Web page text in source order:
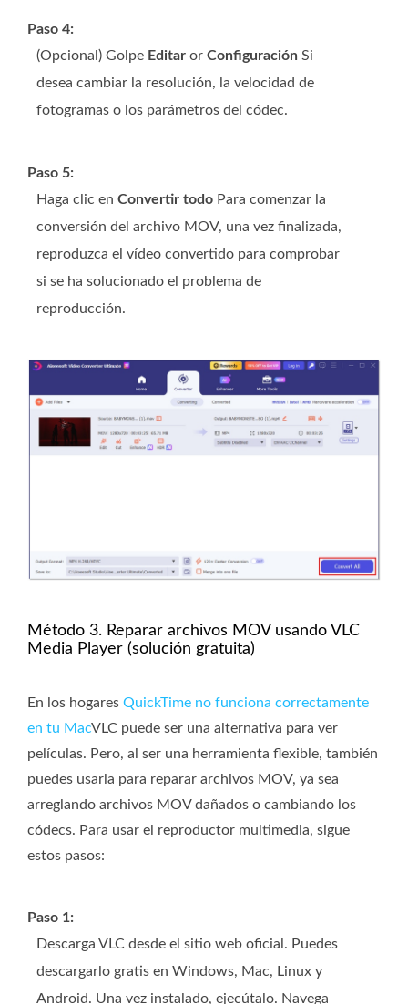
Paso 4:
(Opcional) Golpe Editar or Configuración Si
desea cambiar la resolución, la velocidad de
fotogramas o los parámetros del códec.
Paso 5:
Haga clic en Convertir todo Para comenzar la
conversión del archivo MOV, una vez finalizada,
reproduzca el vídeo convertido para comprobar
si se ha solucionado el problema de
reproducción.
Método 3. Reparar archivos MOV usando VLC
Media Player (solución gratuita)
En los hogares QuickTime no funciona correctamente
en tu MacVLC puede ser una alternativa para ver
películas. Pero, al ser una herramienta flexible, también
puedes usarla para reparar archivos MOV, ya sea
arreglando archivos MOV dañados o cambiando los
códecs. Para usar el reproductor multimedia, sigue
estos pasos:
Paso 1:
Descarga VLC desde el sitio web oficial. Puedes
descargarlo gratis en Windows, Mac, Linux y
Android. Una vez instalado, ejecútalo. Navega